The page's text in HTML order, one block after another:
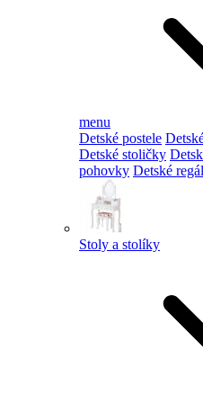
menu
Detské postele
Detské stoličky
pohovky Detské
Stoly a stolíky